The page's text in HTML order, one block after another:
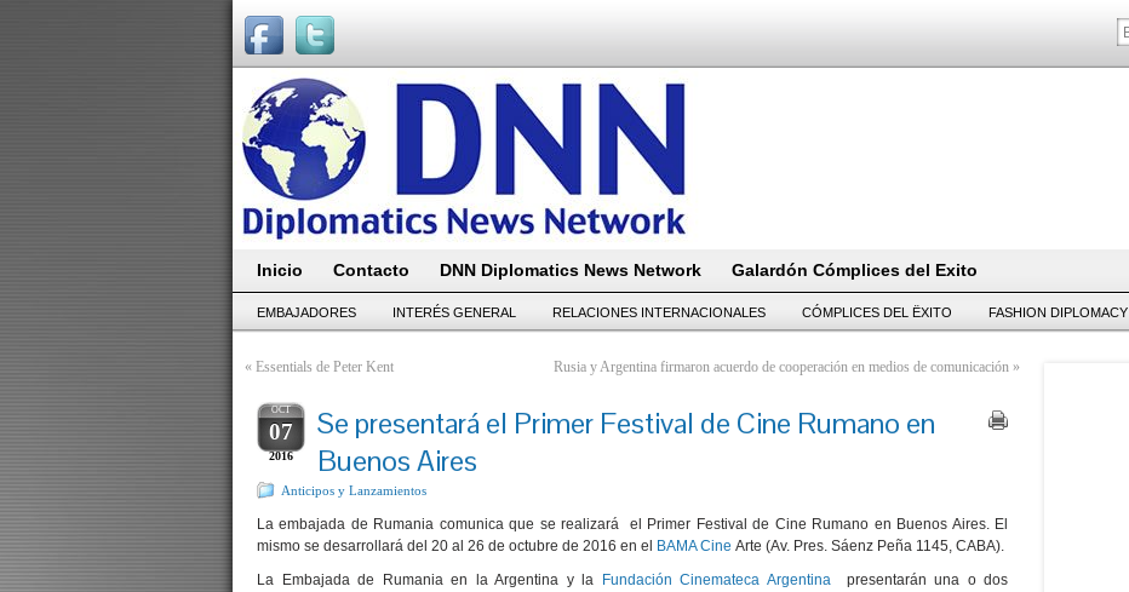
Inicio Contacto DNN Diplomatics News Network Galardón Cómplices del Exito
EMBAJADORES INTERÉS GENERAL RELACIONES INTERNACIONALES CÓMPLICES DEL ËXITO FASHION DIPLOMACY
« Essentials de Peter Kent Rusia y Argentina firmaron acuerdo de cooperación en medios de comunicación »
OCT
07
2016
Se presentará el Primer Festival de Cine Rumano en
Buenos Aires
Anticipos y Lanzamientos
La embajada de Rumania comunica que se realizará el Primer Festival de Cine Rumano en Buenos Aires. El
mismo se desarrollará del 20 al 26 de octubre de 2016 en el
BAMA Cine Arte (Av. Pres. Sáenz Peña 1145, CABA).
La Embajada de Rumania en la Argentina y la
Fundación Cinemateca Argentinapresentarán una o dos